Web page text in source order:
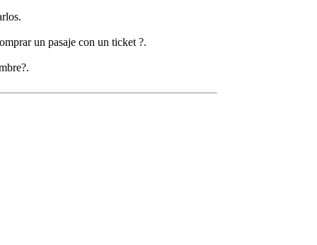
un pasaje con un ticket ?.